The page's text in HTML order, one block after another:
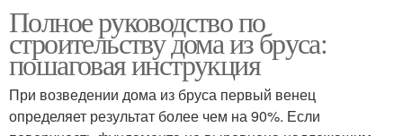
Полное руководство по
строительству дома из бруса:
пошаговая инструкция
При возведении дома из бруса первый венец
определяет результат более чем на 90%. Если